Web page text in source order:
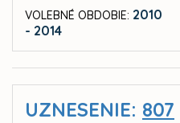
VOLEBNÉ OBDOBIE: 2010
- 2014
UZNESENIE: 807